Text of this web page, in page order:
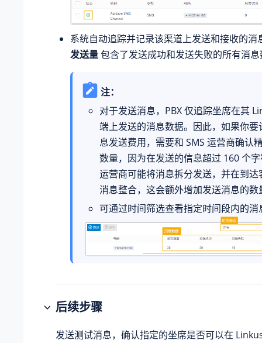
系统自动追踪并记录该渠道上发送和接收的
发送量包含了发送成功和发送失败的所有消
注：
对于发送消息，PBX 仅追踪坐席在其
端上发送的消息数据。因此，如果你要
息发送费用，需要和 SMS 运营商确认
数量，因为在发送的信息超过 160 个
运营商可能将消息拆分发送，并在到达
消息整合，这会额外增加发送消息的数
可通过时间筛选查看指定时间段内的消
后续步骤
发送测试消息，确认指定的坐席是否可以在